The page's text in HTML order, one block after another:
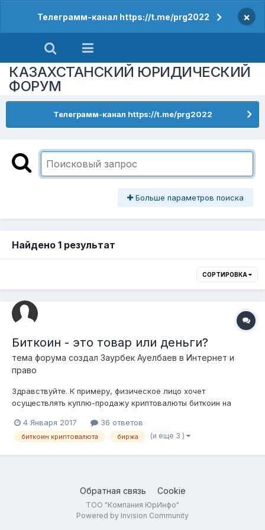
Телеграмм-канал https://t.me/prg2022 ×
КАЗАХСТАНСКИЙ ЮРИДИЧЕСКИЙ
ФОРУМ
Телеграмм-канал https://t.me/prg2022
Больше параметров поиска
Найдено 1 результат
СОРТИРОВКА
Биткоин - это товар или деньги?
тема форума создал Заурбек Ауелбаев в Интернет и
право
Здравствуйте. К примеру, физическое лицо хочет
осуществлять куплю-продажу криптовалюты биткоин на
это обмен валюты либо это будет купля-продажа товара?
Искал на казахстанских сайтах позицию нашей страны и
4 Января 2017 36 ответов
биткоин криптовалюта биржа (и еще 3 )
Обратная связь Cookie
ТОО "Компания ЮрИнфо"
Powered by Invision Community